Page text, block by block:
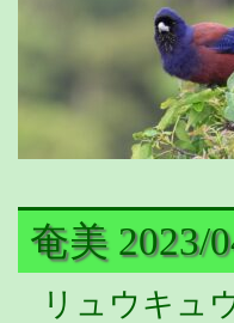
奄美 2023/
リュウキュ